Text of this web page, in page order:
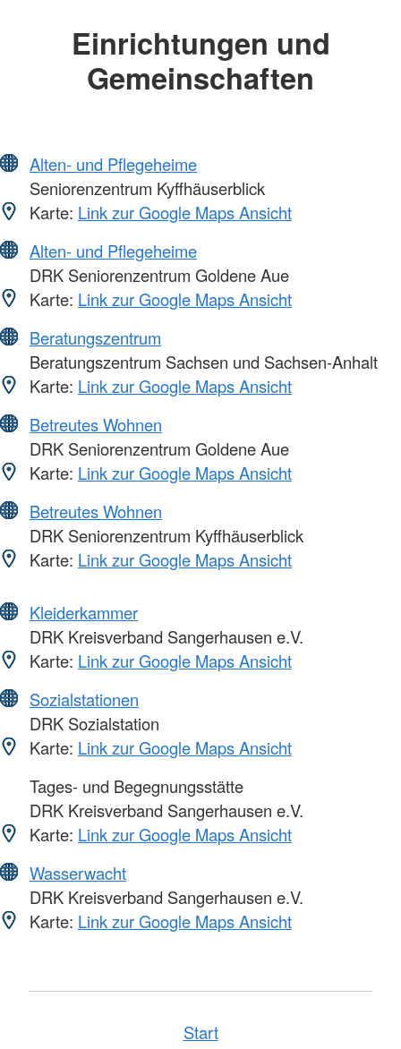
Einrichtungen und
Gemeinschaften
Alten- und Pflegeheime
Seniorenzentrum Kyffhäuserblick
Karte: Link zur Google Maps Ansicht
Alten- und Pflegeheime
DRK Seniorenzentrum Goldene Aue
Karte: Link zur Google Maps Ansicht
Beratungszentrum
Beratungszentrum Sachsen und Sachsen-Anhalt
Karte: Link zur Google Maps Ansicht
Betreutes Wohnen
DRK Seniorenzentrum Goldene Aue
Karte: Link zur Google Maps Ansicht
Betreutes Wohnen
DRK Seniorenzentrum Kyffhäuserblick
Karte: Link zur Google Maps Ansicht
Kleiderkammer
DRK Kreisverband Sangerhausen e.V.
Karte: Link zur Google Maps Ansicht
Sozialstationen
DRK Sozialstation
Karte: Link zur Google Maps Ansicht
Tages- und Begegnungsstätte
DRK Kreisverband Sangerhausen e.V.
Karte: Link zur Google Maps Ansicht
Wasserwacht
DRK Kreisverband Sangerhausen e.V.
Karte: Link zur Google Maps Ansicht
Start